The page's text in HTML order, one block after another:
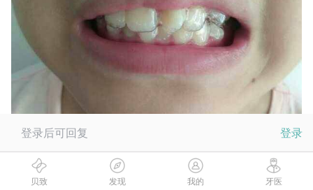
登录后可回复 登录
贝致 发现 我的 牙医